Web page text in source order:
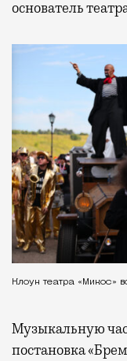
основатель
Клоун театра «Микос»
Музыкальную
постановка